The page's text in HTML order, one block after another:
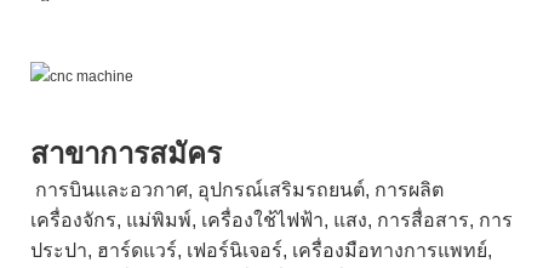
สาขาการสมัคร
การบินและอวกาศ, อุปกรณ์เสริมรถยนต์, การผลิต
เครื่องจักร, แม่พิมพ์, เครื่องใช้ไฟฟ้า, แสง, การสื่อสาร, การ
ประปา, ฮาร์ดแวร์, เฟอร์นิเจอร์, เครื่องมือทางการแพทย์,